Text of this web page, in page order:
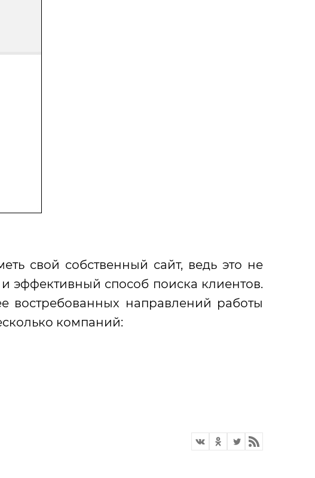
свой собственный сайт, ведь это не
эффективный способ поиска клиентов.
востребованных направлений работы
компаний: